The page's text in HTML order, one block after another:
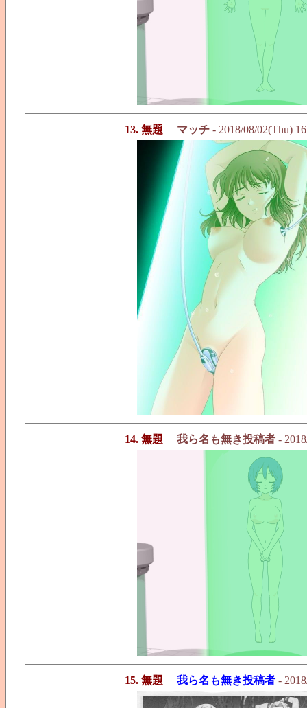
13. 無題 マッチ - 2018/08/02(Thu)
14. 無題 我ら名も無き投稿者 -
15. 無題 我ら名も無き投稿者 -